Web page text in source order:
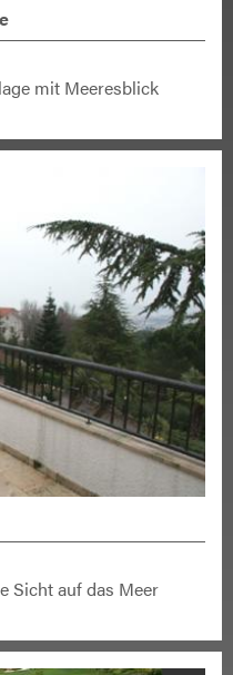
mit Meeresblick
Sicht auf das Meer